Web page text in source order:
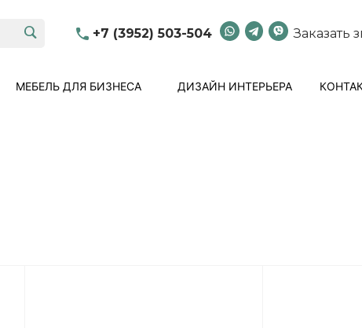
+7 (3952) 503-504 Заказать
МЕБЕЛЬ ДЛЯ БИЗНЕСА ДИЗАЙН ИНТЕРЬЕРА